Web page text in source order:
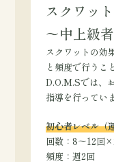
スクワッ
〜中上級
スクワットの効
と頻度で行うこ
D.O.M.Sでは、
指導を行ってい
初心者レベル（
回数：8〜12回
頻度：週2回